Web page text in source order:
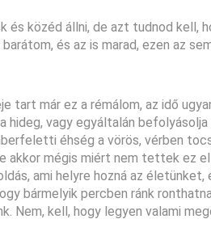
és közéd állni, de azt tudnod kell,
és az is marad, ezen az
tart már ez a rémálom, az idő
vagy egyáltalán
éhség a vörös, vérben
akkor mégis miért nem tettek ez
ami helyre hozná az
bármelyik percben ránk
Nem, kell, hogy legyen valami